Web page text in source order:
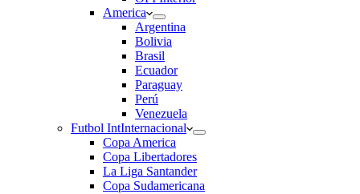
America
Argentina
Bolivia
Brasil
Ecuador
Paraguay
Perú
Venezuela
Futbol IntInternacional
Copa America
Copa Libertadores
La Liga Santander
Copa Sudamericana